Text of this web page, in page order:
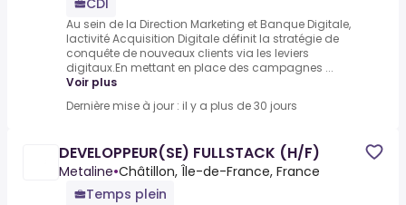
CDI
Au sein de la Direction Marketing et Banque Digitale,
lactivité Acquisition Digitale définit la stratégie de
conquête de nouveaux clients via les leviers
digitaux.En mettant en place des campagnes ...
Voir plus
Dernière mise à jour : il y a plus de 30 jours
DEVELOPPEUR(SE) FULLSTACK (H/F)
Metaline•Châtillon, Île-de-France, France
Temps plein